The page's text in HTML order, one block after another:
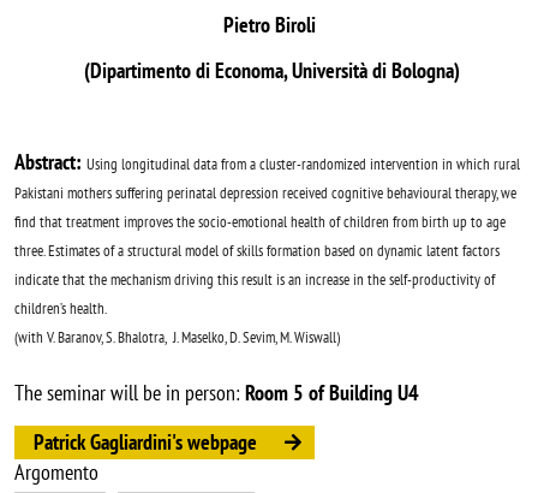
Pietro Biroli
(Dipartimento di Economa, Università di Bologna)
Abstract: Using longitudinal data from a cluster-randomized intervention in which rural
Pakistani mothers suffering perinatal depression received cognitive behavioural therapy, we
find that treatment improves the socio-emotional health of children from birth up to age
three. Estimates of a structural model of skills formation based on dynamic latent factors
indicate that the mechanism driving this result is an increase in the self-productivity of
children’s health.
(with V. Baranov, S. Bhalotra, J. Maselko, D. Sevim, M. Wiswall)
The seminar will be in person: Room 5 of Building U4
Patrick Gagliardini's webpage
Argomento